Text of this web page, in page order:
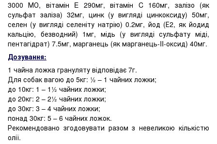
3000 МО, вітамін E 290мг, вітамін C 160мг, залізо (як
сульфат заліза) 32мг, цинк (у вигляді цинкоксиду) 50мг,
селен (у вигляді селеніту натрію) 0.2мг, йод (Е2, як йодид
кальцію, безводний) 1мг, мідь (у вигляді сульфату міді,
пентагідрат) 7.5мг, марганець (як марганець-II-оксид) 40мг.
Дозування:
1 чайна ложка грануляту відповідає 7г.
Для собак вагою до 5кг: ½ – 1 чайних ложки;
до 10кг: 1 – 1½ чайних ложки;
до 20кг: 2 – 2½ чайних ложки;
до 30кг: 3 – 4 чайних ложки;
понад 30кг: 5 – 6 чайних ложок.
Рекомендовано згодовувати разом з невеликою кількістю
олії.